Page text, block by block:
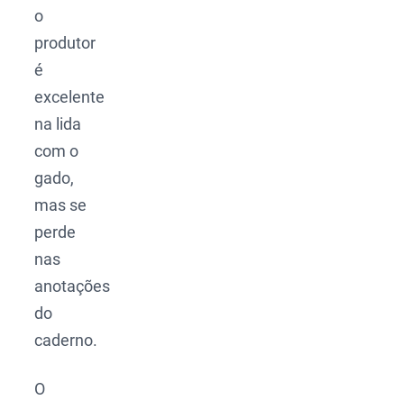
o
produtor
é
excelente
na lida
com o
gado,
mas se
perde
nas
anotações
do
caderno.
O